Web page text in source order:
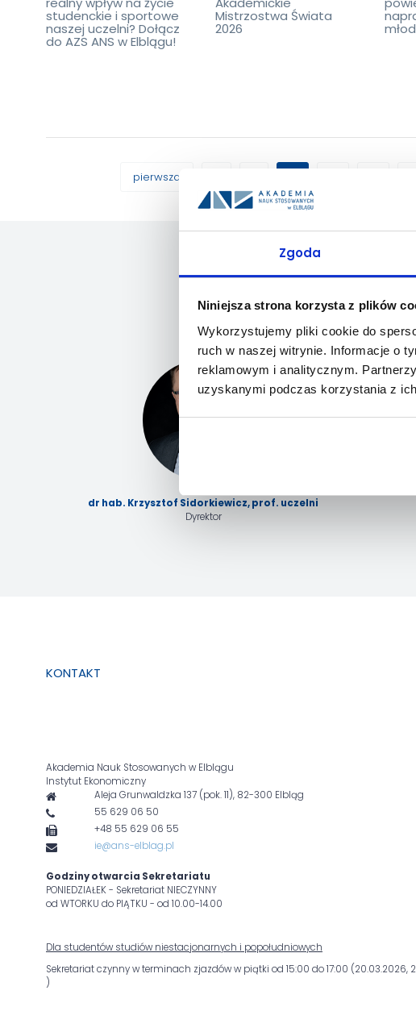
Zgoda
Niniejsza strona korzysta z plików
Wykorzystujemy pliki cookie do
ruch w naszej witrynie. Informacje o
reklamowym i analitycznym.
uzyskanymi podczas korzystania z ich
studenckie i sportowe
naszej uczelni? Dołącz
do AZS ANS w Elblągu!
Mistrzostwa Świata
2026
pierwsza
dr hab. Krzysztof Sidorkiewicz, prof. uczelni
Dyrektor
KONTAKT
Akademia Nauk Stosowanych w Elblągu
Instytut Ekonomiczny
Aleja Grunwaldzka 137 (pok. 11), 82-300 Elbląg
55 629 06 50
+48 55 629 06 55
ie@ans-elblag.pl
Godziny otwarcia Sekretariatu
PONIEDZIAŁEK - Sekretariat NIECZYNNY
od WTORKU do PIĄTKU - od 10.00-14.00
Dla studentów studiów niestacjonarnych i popołudniowych
Sekretariat czynny w terminach zjazdów w piątki od 15:00 do 17:00 (20.03.2026,
)